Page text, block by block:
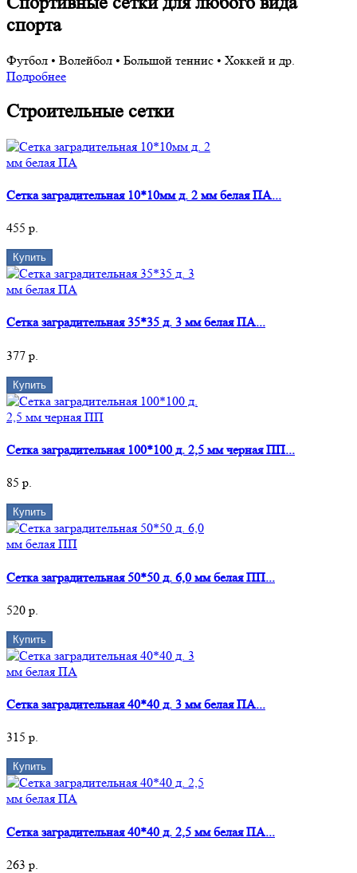
спорта
Футбол • Волейбол • Большой теннис • Хоккей и др.
Подробнее
Строительные сетки
Сетка заградительная 10*10мм д. 2 мм белая ПА...
455 р.
Купить
Сетка заградительная 35*35 д. 3 мм белая ПА...
377 р.
Купить
Сетка заградительная 100*100 д. 2,5 мм черная ПП...
85 р.
Купить
Сетка заградительная 50*50 д. 6,0 мм белая ПП...
520 р.
Купить
Сетка заградительная 40*40 д. 3 мм белая ПА...
315 р.
Купить
Сетка заградительная 40*40 д. 2,5 мм белая ПА...
263 р.